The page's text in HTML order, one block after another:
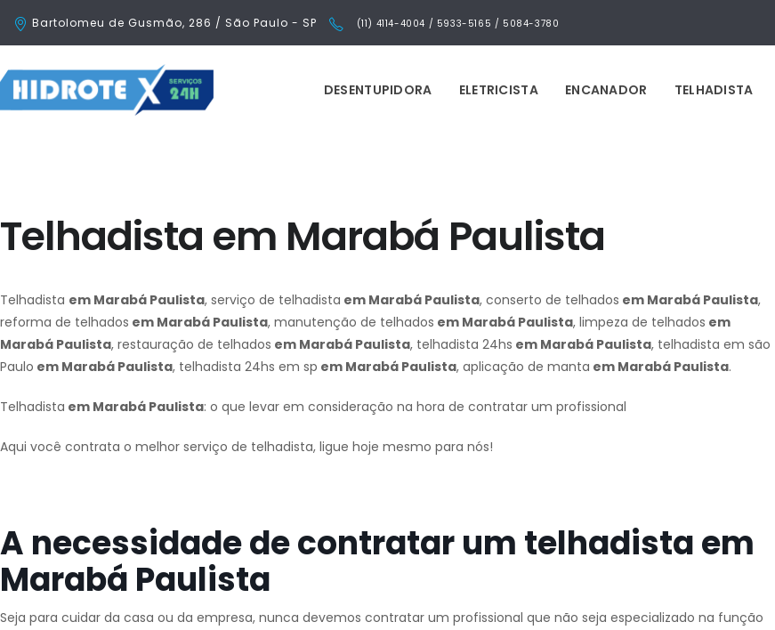
Bartolomeu de Gusmão, 286 / São Paulo - SP (11) 4114-4004 / 5933-5165 / 5084-3780
DESENTUPIDORA ELETRICISTA ENCANADOR TELHADISTA
Telhadista em Marabá Paulista
Telhadista em Marabá Paulista, serviço de telhadista em Marabá Paulista, conserto de telhados em Marabá Paulista,
reforma de telhados em Marabá Paulista, manutenção de telhados em Marabá Paulista, limpeza de telhados em
Marabá Paulista, restauração de telhados em Marabá Paulista, telhadista 24hs em Marabá Paulista, telhadista em são
Paulo em Marabá Paulista, telhadista 24hs em sp em Marabá Paulista, aplicação de manta em Marabá Paulista.
Telhadista em Marabá Paulista: o que levar em consideração na hora de contratar um profissional
Aqui você contrata o melhor serviço de telhadista, ligue hoje mesmo para nós!
A necessidade de contratar um telhadista em
Marabá Paulista
Seja para cuidar da casa ou da empresa, nunca devemos contratar um profissional que não seja especializado na função